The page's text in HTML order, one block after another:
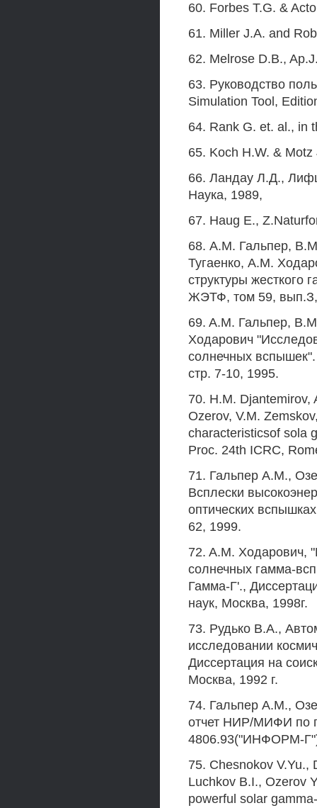
60. Forbes T.G. &
61. Miller J.A. and
62. Melrose D.B.,
63. Руководство
Simulation Tool,
64. Rank G. et. al., in
65. Koch H.W. &
66. Ландау Л.Д.,
Наука, 1989,
67. Haug Е.,
68. А.М. Гальпер,
Тугаенко, A.M.
структуры жесткого
ЖЭТФ, том 59, вып.З,
69. A.M. Гальпер,
Ходарович
солнечных
стр. 7-10, 1995.
70. Н.М. Djantemirov,
Ozerov, V.M.
characteristicsof sola
Proc. 24th ICRC,
71. Гальпер A.M.,
Всплески
оптических
62, 1999.
72. A.M. Ходарович,
солнечных гамма-
Гамма-Г'.,
наук, Москва, 1998г.
73. Рудько В.А.,
исследовании
Диссертация на
Москва, 1992 г.
74. Гальпер A.M.,
отчет НИР/МИФИ по
4806.93("ИНФОРМ-
75. Chesnokov
Luchkov B.I., Ozerov
powerful solar